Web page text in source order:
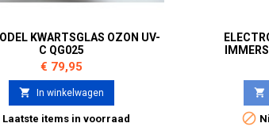
KWARTSGLAS OZON UV-
C QG025
Prijs
€ 79,95
 In winkelwagen
Laatste items in voorraad

